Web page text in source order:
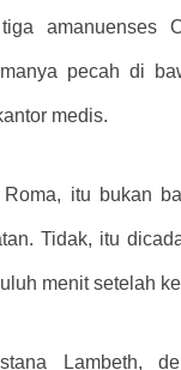
amanuenses
pecah di
medis.
itu bukan
Tidak, itu
menit setelah
Lambeth,